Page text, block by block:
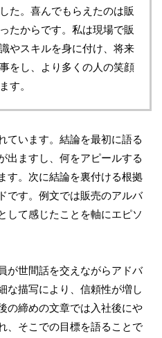
た。喜んでもらえたのは販
たからです。私は現場で販
やスキルを身に付け、将来
をし、より多くの人の笑顔
す。
ています。結論を最初に語る
出ますし、何をアピールする
す。次に結論を裏付ける根拠
です。例文では販売のアルバ
して感じたことを軸にエピソ
が世間話を交えながらアドバ
な描写により、信頼性が増し
の締めの文章では入社後にや
、そこでの目標を語ることで